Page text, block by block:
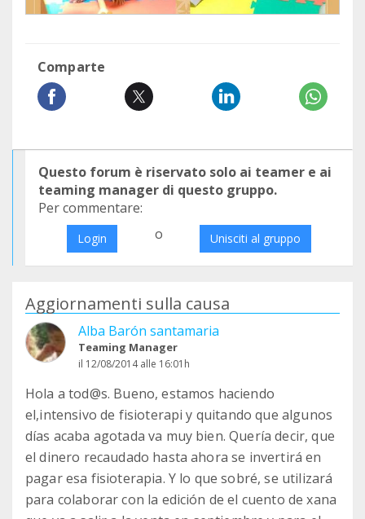
Comparte
Questo forum è riservato solo ai teamer e ai
teaming manager di questo gruppo.
Per commentare:
Login o Unisciti al gruppo
Aggiornamenti sulla causa
Alba Barón santamaria
Teaming Manager
il 12/08/2014 alle 16:01h
Hola a tod@s. Bueno, estamos haciendo
el,intensivo de fisioterapi y quitando que algunos
días acaba agotada va muy bien. Quería decir, que
el dinero recaudado hasta ahora se invertirá en
pagar esa fisioterapia. Y lo que sobré, se utilizará
para colaborar con la edición de el cuento de xana